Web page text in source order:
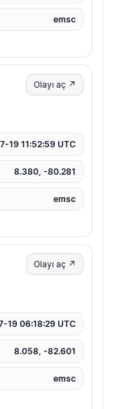
emsc
Olayı aç ↗
19 11:52:59 UTC
8.380, -80.281
emsc
Olayı aç ↗
19 06:18:29 UTC
8.058, -82.601
emsc